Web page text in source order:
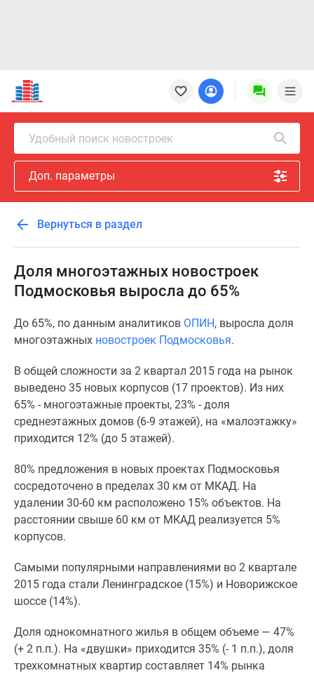
Новостройки
Квартиры
Ипотека
Новостройки
Москвы
Новостройки
Подмосковья
Новостройки
Москвы
Готовые
новостройки
Новостройки
Специальные
предложения
Коммерческие
помещения
Продавцы
застройщики
Панорамы
новостроек
Видеообзор
новостроек
Экспертиза
новостроек
Москвы
Подмосковья
комнатные
Удобный поиск новостроек
Доп. параметры
Вернуться в раздел
Доля многоэтажных новостроек
Подмосковья выросла до 65%
До 65%, по данным аналитиков ОПИН, выросла доля
многоэтажных новостроек Подмосковья.
В общей сложности за 2 квартал 2015 года на рынок
выведено 35 новых корпусов (17 проектов). Из них
65% - многоэтажные проекты, 23% - доля
среднеэтажных домов (6-9 этажей), на «малоэтажку»
приходится 12% (до 5 этажей).
80% предложения в новых проектах Подмосковья
сосредоточено в пределах 30 км от МКАД. На
удалении 30-60 км расположено 15% объектов. На
расстоянии свыше 60 км от МКАД реализуется 5%
корпусов.
Самыми популярными направлениями во 2 квартале
2015 года стали Ленинградское (15%) и Новорижское
шоссе (14%).
Доля однокомнатного жилья в общем объеме — 47%
(+ 2 п.п.). На «двушки» приходится 35% (- 1 п.п.), доля
трехкомнатных квартир составляет 14% рынка